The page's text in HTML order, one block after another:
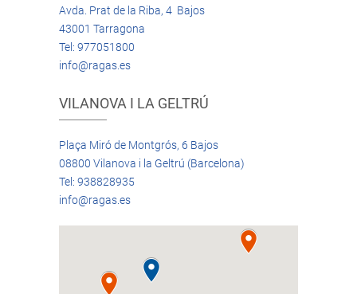
Avda. Prat de la Riba, 4 Bajos
43001 Tarragona
Tel: 977051800
info@ragas.es
VILANOVA I LA GELTRÚ
Plaça Miró de Montgrós, 6 Bajos
08800 Vilanova i la Geltrú (Barcelona)
Tel: 938828935
info@ragas.es